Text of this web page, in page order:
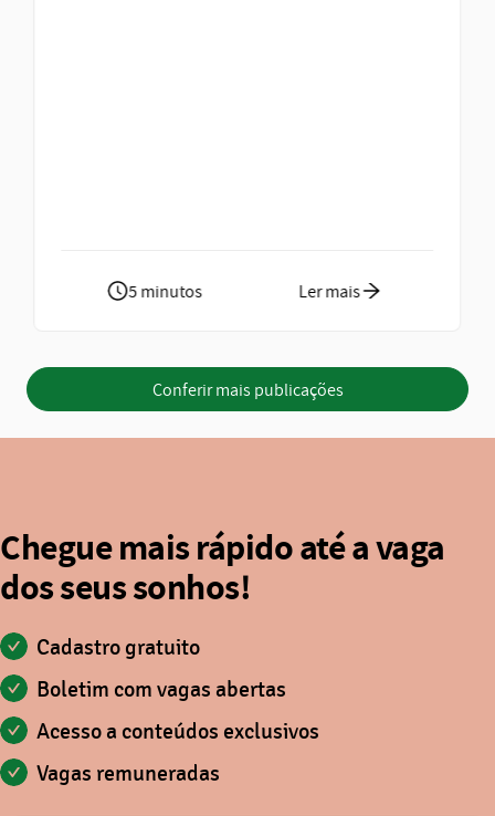
5 minutos Ler mais
Conferir mais publicações
Chegue mais rápido até a vaga
dos seus sonhos!
Cadastro gratuito
Boletim com vagas abertas
Acesso a conteúdos exclusivos
Vagas remuneradas